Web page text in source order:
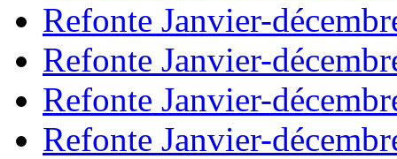
Refonte Janvier-
Refonte Janvier-
Refonte Janvier-
Refonte Janvier-